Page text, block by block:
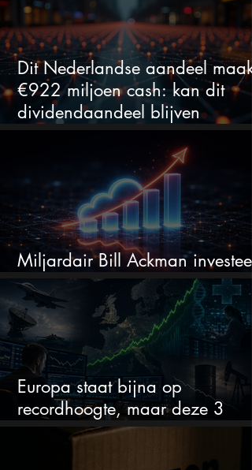
Dit Nederlandse aandeel maakt
€922 miljoen cash: kan dit
dividendaandeel blijven
verhogen?
Miljardair Bill Ackman investeert
miljarden in dit techaandeel
Europa staat bijna op
recordhoogte, maar deze 3
sectoren vallen nu op